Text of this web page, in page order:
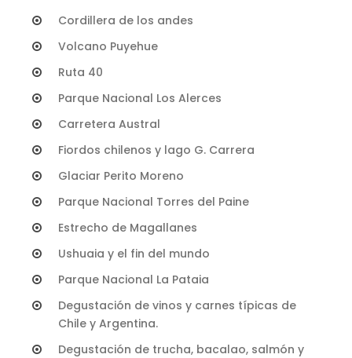
Cordillera de los andes
Volcano Puyehue
Ruta 40
Parque Nacional Los Alerces
Carretera Austral
Fiordos chilenos y lago G. Carrera
Glaciar Perito Moreno
Parque Nacional Torres del Paine
Estrecho de Magallanes
Ushuaia y el fin del mundo
Parque Nacional La Pataia
Degustación de vinos y carnes típicas de
Chile y Argentina.
Degustación de trucha, bacalao, salmón y